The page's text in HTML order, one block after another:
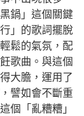
鍋」這個關鍵
」的歌詞擺脫
鬆的氣氛，配
歌曲。與這個
大膽，運用了
譬如會不斷重
個「亂糟糟」